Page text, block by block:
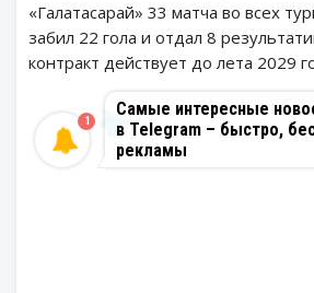
«Галатасарай» 33 матча во всех
забил 22 гола и отдал 8
контракт действует до лета 2029
Самые интересные
в Telegram – быстро,
рекламы
1